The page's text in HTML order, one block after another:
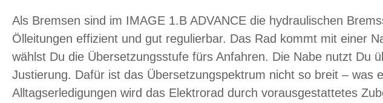
Als Bremsen sind im IMAGE 1.B ADVANCE die hydraulischen
Ölleitungen effizient und gut regulierbar. Das Rad kommt mit einer
wählst Du die Übersetzungsstufe fürs Anfahren. Die Nabe nutzt Du
Justierung. Dafür ist das Übersetzungspektrum nicht so breit –
Alltagserledigungen wird das Elektrorad durch vorausgestattetes